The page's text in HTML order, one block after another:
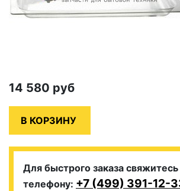
14 580 руб
Для быстрого заказа
телефону: +7 (499) 391-12-